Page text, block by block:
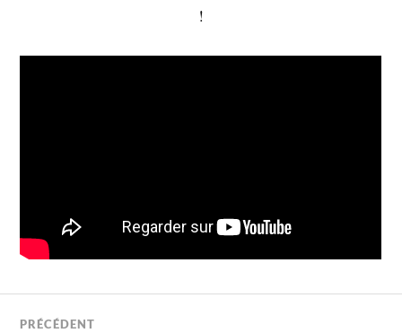
!
PRÉCÉDENT